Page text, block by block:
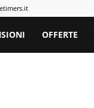
OFFERTE